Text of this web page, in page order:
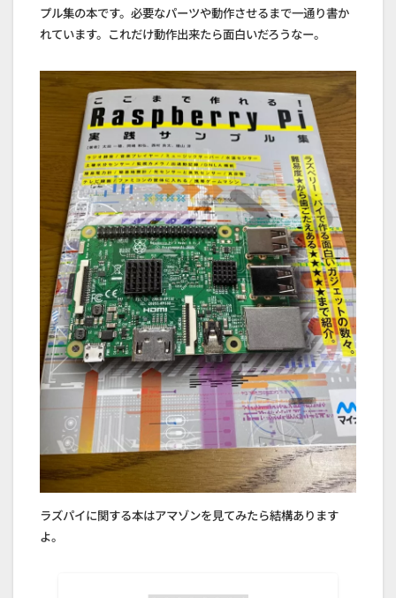
プル集の本です。必要なパーツや動作させるまで一通り書か
れています。これだけ動作出来たら面白いだろうなー。
ラズパイに関する本はアマゾンを見てみたら結構あります
よ。